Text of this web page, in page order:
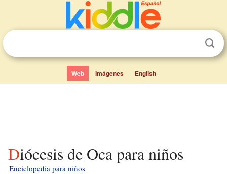
Web Imágenes English
Diócesis de Oca para niños
Enciclopedia para niños